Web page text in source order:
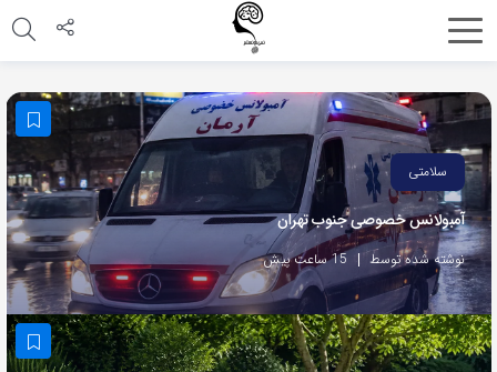
اشتراک
استفاده
از
روش‌های
زیر
می‌توانید
این
صفحه
سلامتی
آمبولانس خصوصی جنوب تهران
نوشته شده توسط 15 ساعت پیش